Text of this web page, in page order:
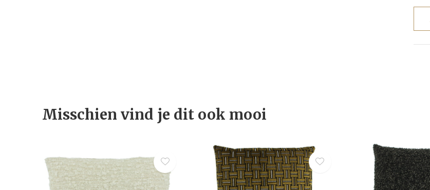
Misschien vind je dit ook mooi